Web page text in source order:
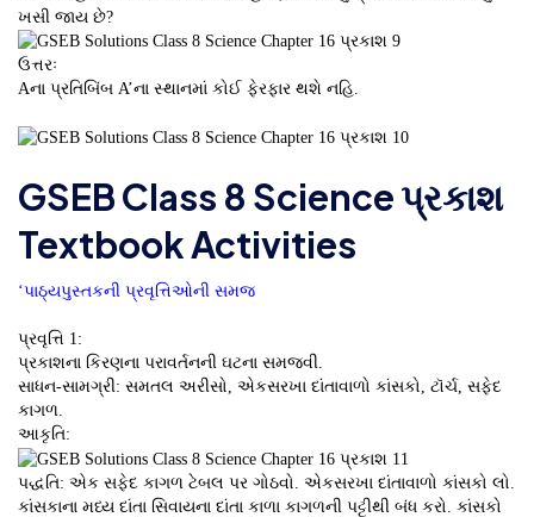
ખસી જાય છે?
ઉત્તરઃ
Aના પ્રતિબિંબ A’ના સ્થાનમાં કોઈ ફેરફાર થશે નહિ.
GSEB Class 8 Science પ્રકાશ
Textbook Activities
‘પાઠ્યપુસ્તકની પ્રવૃત્તિઓની સમજ
પ્રવૃત્તિ 1:
પ્રકાશના કિરણના પરાવર્તનની ઘટના સમજવી.
સાધન-સામગ્રી: સમતલ અરીસો, એકસરખા દાંતાવાળો કાંસકો, ટૉર્ચ, સફેદ
કાગળ.
આકૃતિ:
પદ્ધતિ: એક સફેદ કાગળ ટેબલ પર ગોઠવો. એકસરખા દાંતાવાળો કાંસકો લો.
કાંસકાના મધ્ય દાંતા સિવાયના દાંતા કાળા કાગળની પટ્ટીથી બંધ કરો. કાંસકો